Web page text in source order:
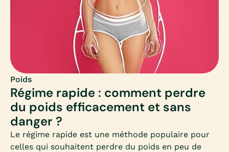
Poids
Régime rapide : comment perdre
du poids efficacement et sans
danger ?
Le régime rapide est une méthode populaire pour
celles qui souhaitent perdre du poids en peu de